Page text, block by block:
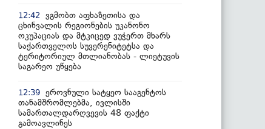
12:42
ვგმობთ აფხაზეთისა და
ცხინვალის რეგიონების უკანონო
ოკუპაციას და მტკიცედ ვუჭერთ მხარს
საქართველოს სუვერენიტეტსა და
ტერიტორიულ მთლიანობას - ლიეტუვის
საგარეო უწყება
12:39 ეროვნული სატყეო სააგენტოს
თანამშრომლებმა, ივლისში
სამართალდარღვევის 48 ფაქტი
გამოავლინეს